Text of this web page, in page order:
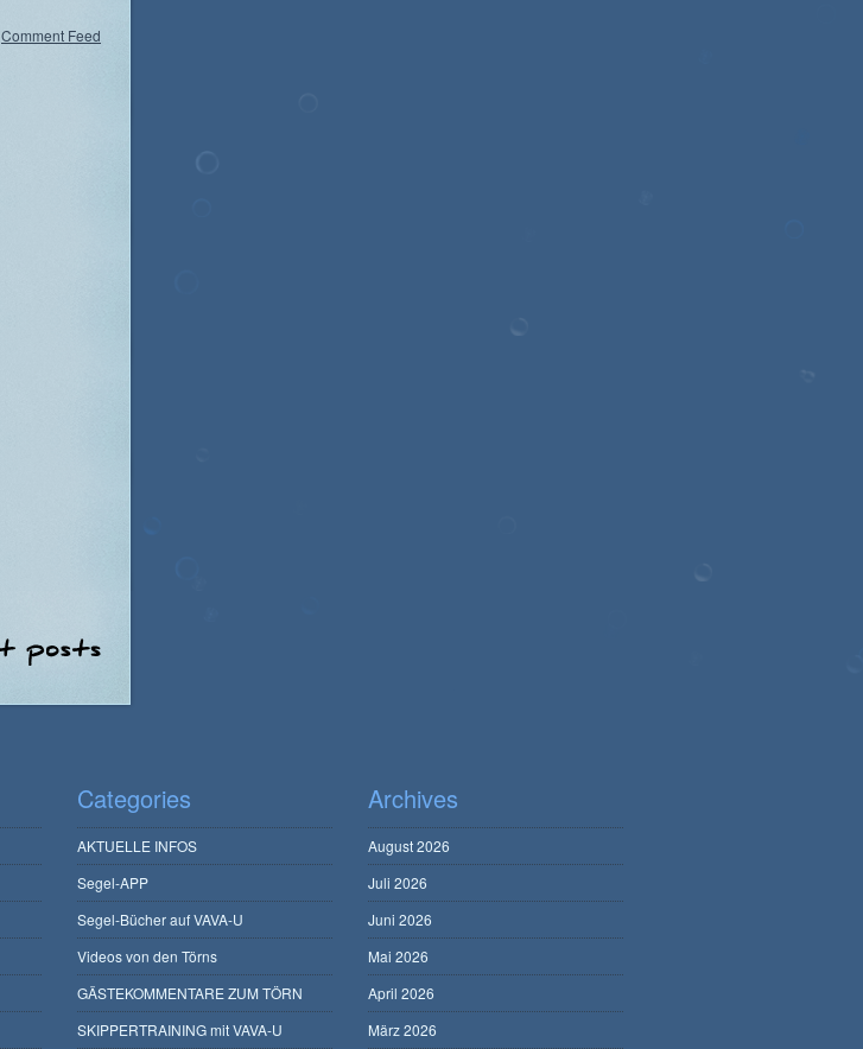
Comment Feed
Categories
AKTUELLE INFOS
Segel-APP
Segel-Bücher auf VAVA-U
Videos von den Törns
GÄSTEKOMMENTARE ZUM TÖRN
SKIPPERTRAINING mit VAVA-U
Archives
August 2026
Juli 2026
Juni 2026
Mai 2026
April 2026
März 2026